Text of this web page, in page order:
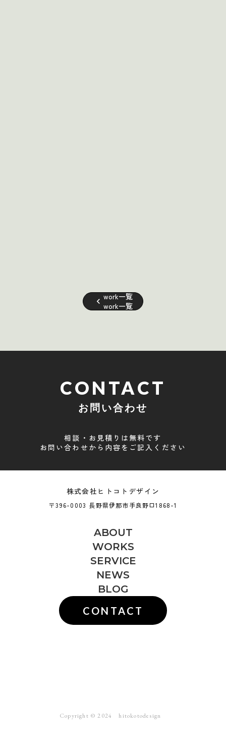
keyboard_arrow_left work一覧
work一覧
CONTACT
お問い合わせ
相談・お見積りは無料です
お問い合わせから内容をご記入ください
株式会社ヒトコトデザイン
〒396-0003 長野県伊那市手良野口1868-1
ABOUT
WORKS
SERVICE
NEWS
BLOG
CONTACT
Copyright ©︎ 2024 hitokotodesign